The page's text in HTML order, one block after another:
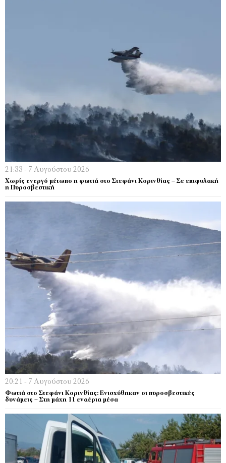
21:33 - 7 Αυγούστου 2026
Χωρίς ενεργό μέτωπο η φωτιά στο Στεφάνι Κορινθίας – Σε επιφυλακή
η Πυροσβεστική
20:21 - 7 Αυγούστου 2026
Φωτιά στο Στεφάνι Κορινθίας: Ενισχύθηκαν οι πυροσβεστικές
δυνάμεις – Στη μάχη 11 εναέρια μέσα